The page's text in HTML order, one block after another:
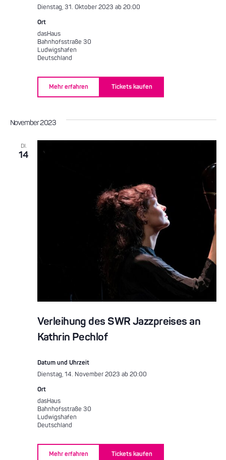
Dienstag, 31. Oktober 2023 ab 20:00
Ort
dasHaus
Bahnhofsstraße 30
Ludwigshafen
Deutschland
Mehr erfahren Tickets kaufen
November 2023
DI.
14
Verleihung des SWR Jazzpreises an
Kathrin Pechlof
Datum und Uhrzeit
Dienstag, 14. November 2023 ab 20:00
Ort
dasHaus
Bahnhofsstraße 30
Ludwigshafen
Deutschland
Mehr erfahren Tickets kaufen